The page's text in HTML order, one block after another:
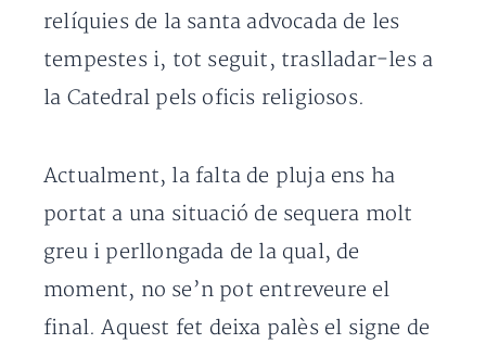
relíquies de la santa advocada de les
tempestes i, tot seguit, traslladar-les a
la Catedral pels oficis religiosos.
Actualment, la falta de pluja ens ha
portat a una situació de sequera molt
greu i perllongada de la qual, de
moment, no se’n pot entreveure el
final. Aquest fet deixa palès el signe de